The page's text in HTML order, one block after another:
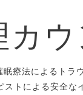
カ
療法によるトラ
ストによる安全